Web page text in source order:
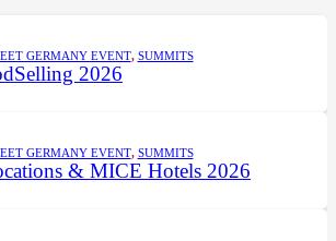
GERMANY EVENT, SUMMITS
2026
GERMANY EVENT, SUMMITS
& MICE Hotels 2026